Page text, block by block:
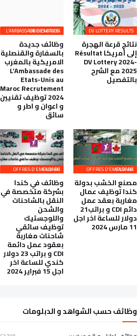
DV LOTTERY RESULTS
نتائج قرعة الهجرة
إلى أمريكا Résultat
DV Lottery 2024-
2025 مع الشرح
بالتفصيل
L’AMBASSADE DES ETATS-UNIS EMPLOIS
وظائف جديدة
بالسفارة والقنصلية
الامريكية بالمغرب
L’Ambassade des
Etats-Unis au
Maroc Recrutement
2024 توظيف تقنيين
و اعوان و اطر و
سائق
OFFRES D'EMPLOI AU CANADA
مصنع الخشب بدولة
كندا توظيف عمال
مغاربة بعقد عمل
دائم CDI و براتب21
دولار للساعة اخر اجل
11 مارس 2024
OFFRES D'EMPLOI AU CANADA
وظائف في كندا
بشركة متخصصة في
النقل بالشاحنات
والشحن
واللوجستيك
توظيف سائقي
شاحنات مغاربة
بعقود عمل دائمة
CDI و براتب 23 دولار
كندي للساعة اخر
اجل 15 فبراير 2024
وظائف حسب الشواهد و الدبلومات